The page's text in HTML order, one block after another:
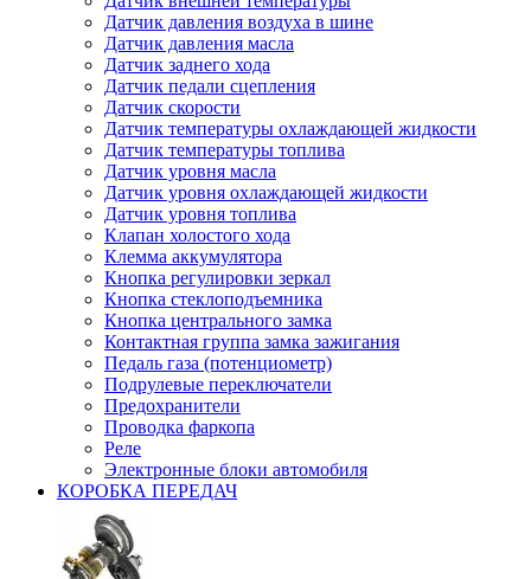
Датчик давления воздуха в шине
Датчик давления масла
Датчик заднего хода
Датчик педали сцепления
Датчик скорости
Датчик температуры охлаждающей жидкости
Датчик температуры топлива
Датчик уровня масла
Датчик уровня охлаждающей жидкости
Датчик уровня топлива
Клапан холостого хода
Клемма аккумулятора
Кнопка регулировки зеркал
Кнопка стеклоподъемника
Кнопка центрального замка
Контактная группа замка зажигания
Педаль газа (потенциометр)
Подрулевые переключатели
Предохранители
Проводка фаркопа
Реле
Электронные блоки автомобиля
КОРОБКА ПЕРЕДАЧ